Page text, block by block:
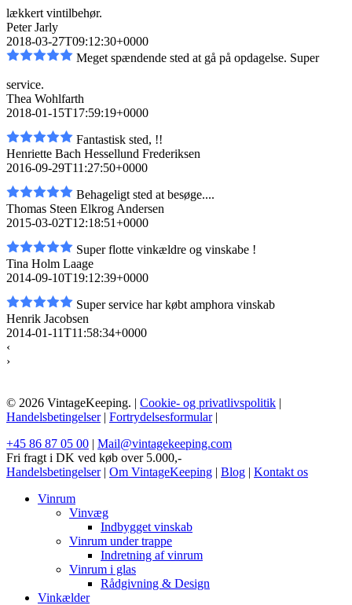
lækkert vintilbehør.
Peter Jarly
2018-03-27T09:12:30+0000
Meget spændende sted at gå på opdagelse. Super
service.
Thea Wohlfarth
2018-01-15T17:59:19+0000
Fantastisk sted, !!
Henriette Bach Hessellund Frederiksen
2016-09-29T11:27:50+0000
Behageligt sted at besøge....
Thomas Steen Elkrog Andersen
2015-03-02T12:18:51+0000
Super flotte vinkældre og vinskabe !
Tina Holm Laage
2014-09-10T19:12:39+0000
Super service har købt amphora vinskab
Henrik Jacobsen
2014-01-11T11:58:34+0000
‹
›
© 2026 VintageKeeping. | Cookie- og privatlivspolitik |
Handelsbetingelser| Fortrydelsesformular|
+45 86 87 05 00 | Mail@vintagekeeping.com
Fri fragt i DK ved køb over 5.000,-
Handelsbetingelser| Om VintageKeeping | Blog | Kontakt os
Vinrum
Vinvæg
Indbygget vinskab
Vinrum under trappe
Indretning af vinrum
Vinrum i glas
Rådgivning & Design
Vinkælder